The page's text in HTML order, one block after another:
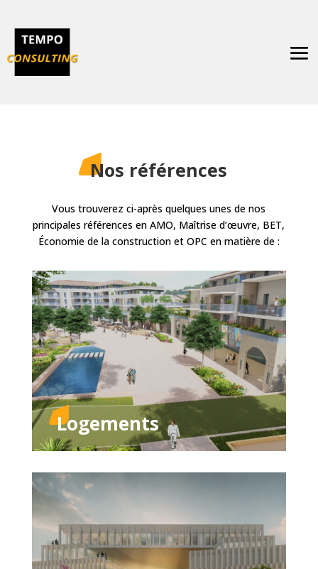
Nos références
Vous trouverez ci-après quelques unes de nos
principales références en AMO, Maîtrise d’œuvre, BET,
Économie de la construction et OPC en matière de :
Logements